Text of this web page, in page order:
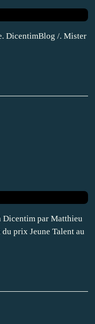
DicentimBlog /. Mister
Dicentim par Matthieu
prix Jeune Talent au